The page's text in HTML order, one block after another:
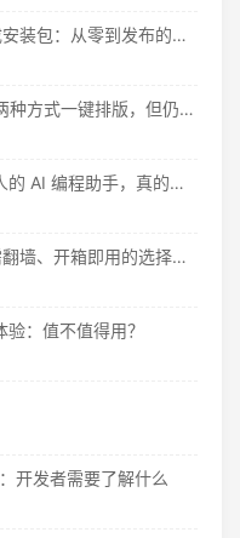
用 Inno Setup 把 .NET 程序打包成安装包：从零到发布的完整指南
微信公众号Markdown功能实测：两种方式一键排版，但仍有这些限制
小米 MiMo Code 入门教程：普通人的 AI 编程助手，真的不用花钱
国内免费AI编程工具实测：7款无需翻墙、开箱即用的选择（附2026年7月最新额度）
：值不值得用？
开发者需要了解什么